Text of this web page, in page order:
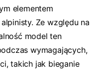
elementem
Ze względu na
model ten
wymagających,
takich jak bieganie